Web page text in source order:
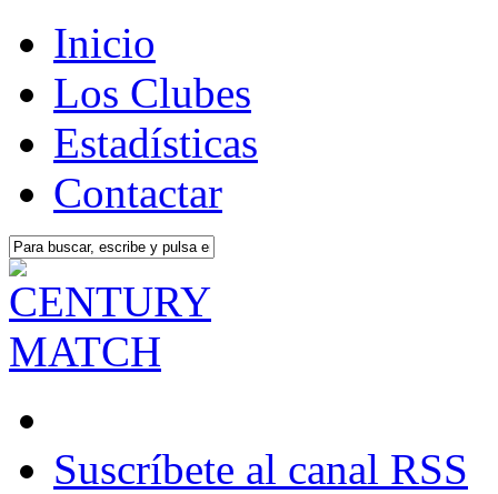
Inicio
Los Clubes
Estadísticas
Contactar
Suscríbete al canal RSS